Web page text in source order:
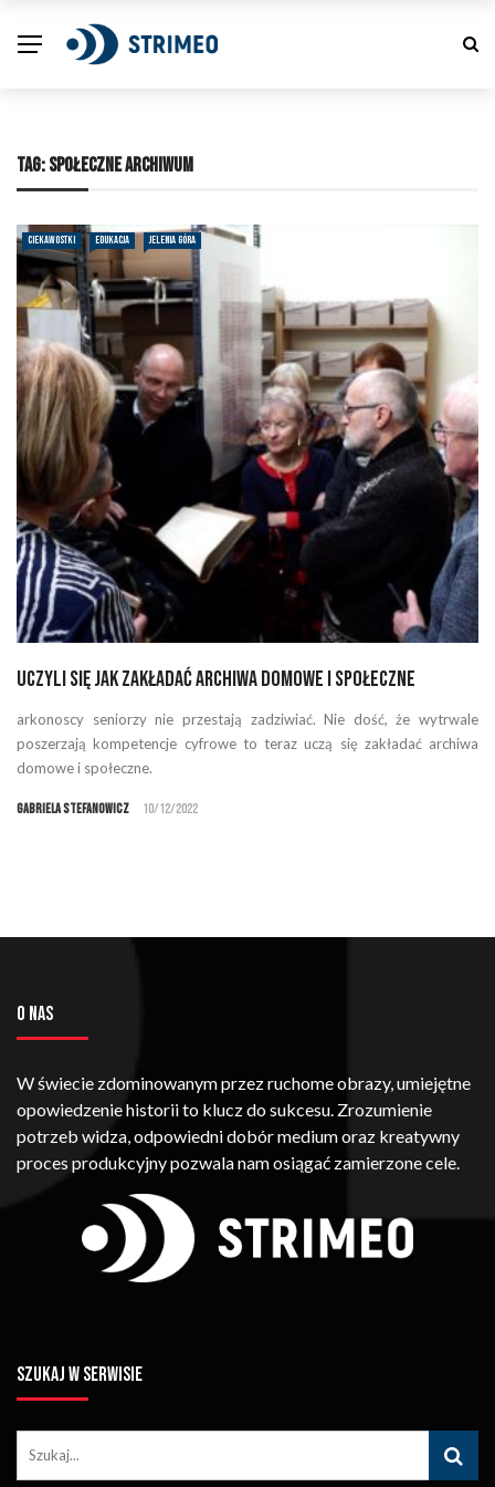
TAG:SPOŁECZNE ARCHIWUM
CIEKAWOSTKI EDUKACJA JELENIA GÓRA
Uczyli się jak zakładać archiwa domowe i społeczne
arkonoscy seniorzy nie przestają zadziwiać. Nie dość, że wytrwale
poszerzają kompetencje cyfrowe to teraz uczą się zakładać archiwa
domowe i społeczne.
Gabriela Stefanowicz 10/12/2022
O NAS
W świecie zdominowanym przez ruchome obrazy, umiejętne
opowiedzenie historii to klucz do sukcesu. Zrozumienie
potrzeb widza, odpowiedni dobór medium oraz kreatywny
proces produkcyjny pozwala nam osiągać zamierzone cele.
SZUKAJ W SERWISIE